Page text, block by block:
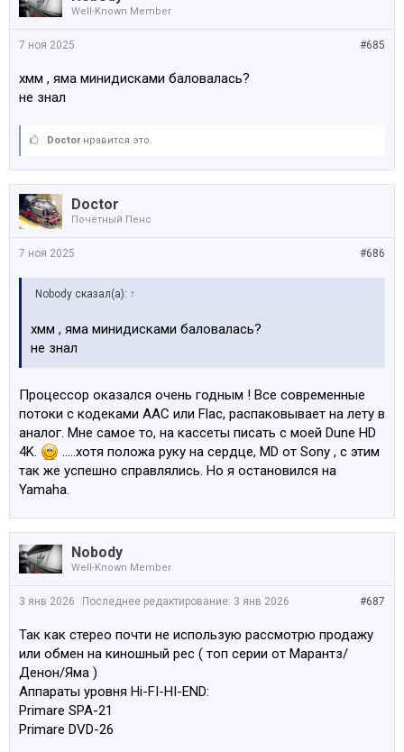
Well-Known Member
#685
7 ноя 2025
хмм , яма минидисками баловалась?
не знал
Doctorнравится это.
Doctor
Почётный Пенс
#686
7 ноя 2025
Nobody сказал(а): ↑
хмм , яма минидисками баловалась?
не знал
Процессор оказался очень годным ! Все современные
потоки с кодеками AAC или Flac, распаковывает на лету в
аналог. Мне самое то, на кассеты писать с моей Dune HD
4K.
.....хотя положа руку на сердце, MD от Sony , с этим
так же успешно справлялись. Но я остановился на
Yamaha.
Nobody
Well-Known Member
#687
3 янв 2026 Последнее редактирование: 3 янв 2026
Так как стерео почти не использую рассмотрю продажу
или обмен на киношный рес ( топ серии от Марантз/
Денон/Яма )
Аппараты уровня Hi-FI-HI-END:
Primare SPA-21
Primare DVD-26